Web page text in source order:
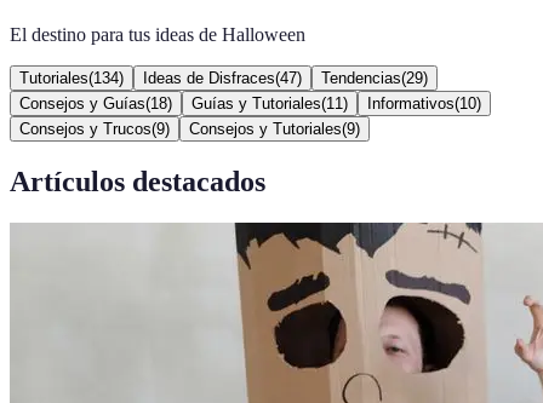
El destino para tus ideas de Halloween
Tutoriales(134) Ideas de Disfraces(47) Tendencias(29)
Consejos y Guías(18) Guías y Tutoriales(11 ) Informativos(10)
Consejos y Trucos(9) Consejos y Tutoriales(9)
Artículos destacados